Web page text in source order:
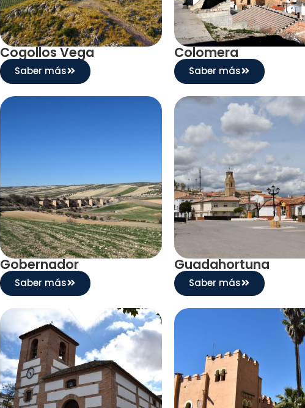
Cogollos Vega
Saber más
Colomera
Saber más
Gobernador
Saber más
Guadahortuna
Saber más